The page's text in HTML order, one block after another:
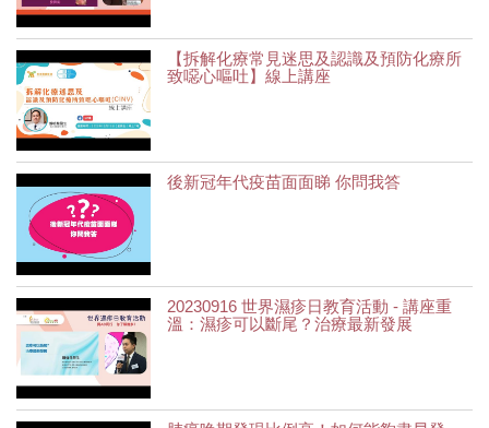
【拆解化療常見迷思及認識及預防化療所
致噁心嘔吐】線上講座
後新冠年代疫苗面面睇 你問我答
20230916 世界濕疹日教育活動 - 講座重
溫：濕疹可以斷尾？治療最新發展